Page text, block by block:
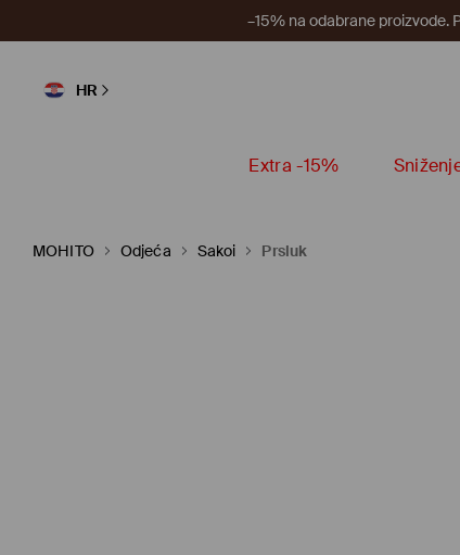
–15% na odabrane proizvode.
HR
Extra -15%
MOHITO Odjeća Sakoi Prsluk